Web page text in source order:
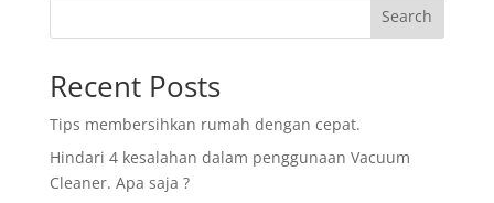
Search
Recent Posts
Tips membersihkan rumah dengan cepat.
Hindari 4 kesalahan dalam penggunaan Vacuum
Cleaner. Apa saja ?